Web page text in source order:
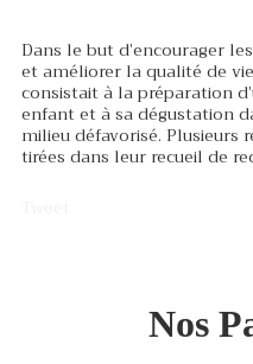
Dans le but d’encourager
et améliorer la qualité de
consistait à la préparation
enfant et à sa dégustation
milieu défavorisé.
tirées dans leur recueil de
Nos